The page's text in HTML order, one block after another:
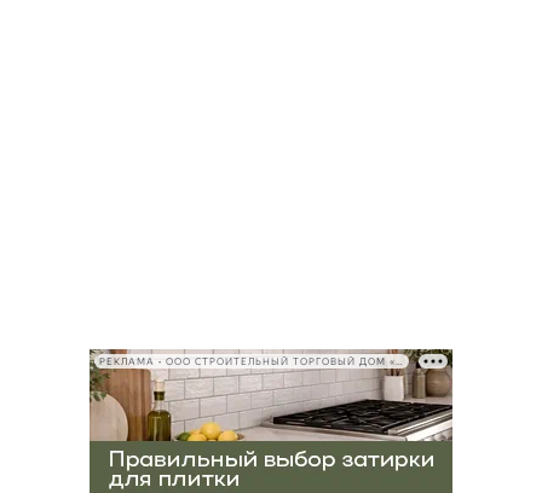
РЕКЛАМА • ООО СТРОИТЕЛЬНЫЙ ТОРГОВЫЙ ДОМ «ПЕТРОВИЧ», ИНН 7802348846